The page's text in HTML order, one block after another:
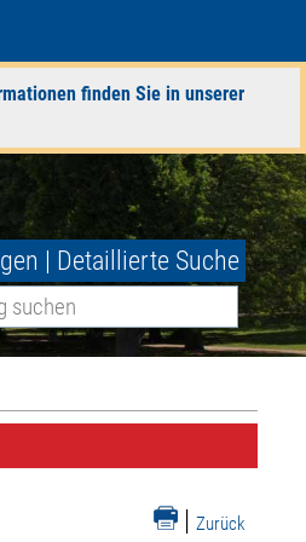
finden Sie in unserer
| Detaillierte Suche
| Zurück